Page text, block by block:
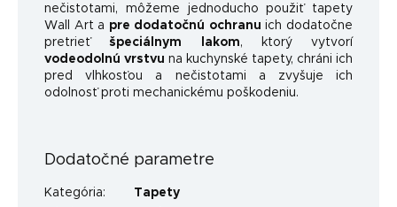
nečistotami, môžeme jednoducho použiť tapety
Wall Art a pre dodatočnú ochranu ich dodatočne
pretrieťšpeciálnym lakom, ktorý vytvorí
vodeodolnú vrstvu na kuchynské tapety, chráni ich
pred vlhkosťou a nečistotami a zvyšuje ich
odolnosť proti mechanickému poškodeniu.
Dodatočné parametre
Kategória:
Tapety